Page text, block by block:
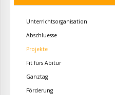
Unterrichtsorganisation
Abschluesse
Projekte
Fit fürs Abitur
Ganztag
Förderung